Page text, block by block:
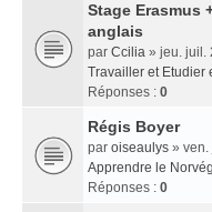
Stage Erasmus
anglais
par Ccilia » jeu. juil.
Travailler et Etudier
Réponses : 0
Régis Boyer
par oiseaulys » ven.
Apprendre le
Réponses : 0